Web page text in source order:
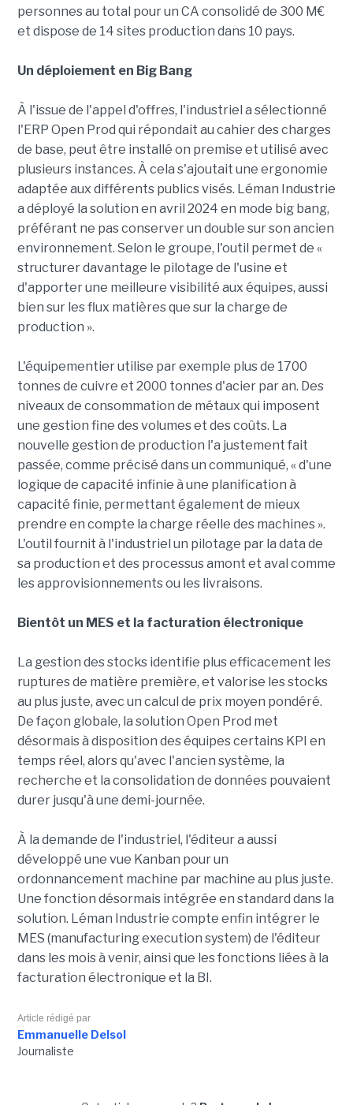
personnes au total pour un CA consolidé de 300 M€
et dispose de 14 sites production dans 10 pays.
Un déploiement en Big Bang
À l'issue de l'appel d'offres, l'industriel a sélectionné
l'ERP Open Prod qui répondait au cahier des charges
de base, peut être installé on premise et utilisé avec
plusieurs instances. À cela s'ajoutait une ergonomie
adaptée aux différents publics visés. Léman Industrie
a déployé la solution en avril 2024 en mode big bang,
préférant ne pas conserver un double sur son ancien
environnement. Selon le groupe, l'outil permet de «
structurer davantage le pilotage de l'usine et
d'apporter une meilleure visibilité aux équipes, aussi
bien sur les flux matières que sur la charge de
production ».
L'équipementier utilise par exemple plus de 1700
tonnes de cuivre et 2000 tonnes d'acier par an. Des
niveaux de consommation de métaux qui imposent
une gestion fine des volumes et des coûts. La
nouvelle gestion de production l'a justement fait
passée, comme précisé dans un communiqué, « d'une
logique de capacité infinie à une planification à
capacité finie, permettant également de mieux
prendre en compte la charge réelle des machines ».
L'outil fournit à l'industriel un pilotage par la data de
sa production et des processus amont et aval comme
les approvisionnements ou les livraisons.
Bientôt un MES et la facturation électronique
La gestion des stocks identifie plus efficacement les
ruptures de matière première, et valorise les stocks
au plus juste, avec un calcul de prix moyen pondéré.
De façon globale, la solution Open Prod met
désormais à disposition des équipes certains KPI en
temps réel, alors qu'avec l'ancien système, la
recherche et la consolidation de données pouvaient
durer jusqu'à une demi-journée.
À la demande de l'industriel, l'éditeur a aussi
développé une vue Kanban pour un
ordonnancement machine par machine au plus juste.
Une fonction désormais intégrée en standard dans la
solution. Léman Industrie compte enfin intégrer le
MES (manufacturing execution system) de l'éditeur
dans les mois à venir, ainsi que les fonctions liées à la
facturation électronique et la BI.
Article rédigé par
Emmanuelle Delsol
Journaliste